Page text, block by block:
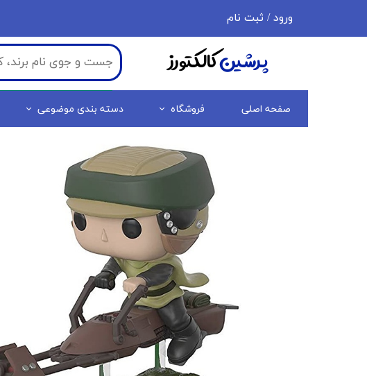
ورود / ثبت نام
حساب کاربری من
تغییر گذر واژه
سفارشات
خروج از حساب کاربری
صفحه اصلی فروشگاه دسته بندی موضوعی
پرشینکالکتورز